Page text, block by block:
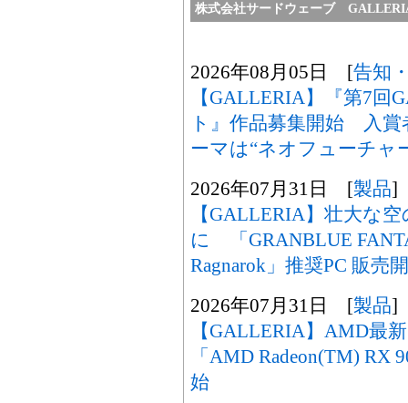
株式会社サードウェーブ
2026年08月05日 [告知
【GALLERIA】『第7
ト』作品募集開始 入
ーマは“ネオフューチャ
2026年07月31日 [製品]
【GALLERIA】壮大な
に 「GRANBLUE
Ragnarok」推奨PC 販売
2026年07月31日 [製品]
【GALLERIA】AMD
「AMD Radeon(TM) RX
始